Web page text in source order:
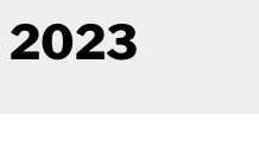
2023